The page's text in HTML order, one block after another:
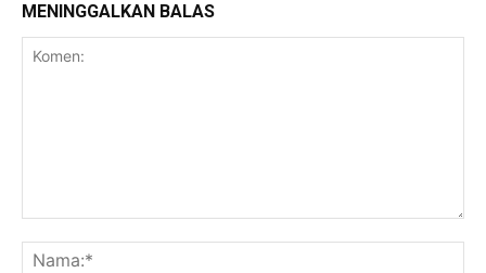
MENINGGALKAN BALAS